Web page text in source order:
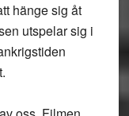
hänge sig åt
utspelar sig i